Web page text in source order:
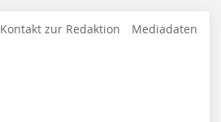
Kontakt zur Redaktion Mediadaten